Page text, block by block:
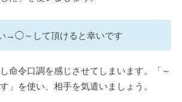
→◯～して頂けると幸いです
命令口調を感じさせてしまいます。「～
」を使い、相手を気遣いましょう。